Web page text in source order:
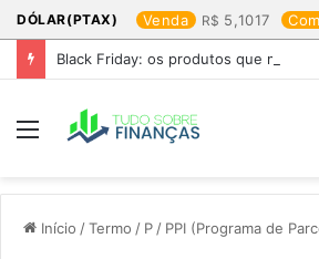
DÓLAR(PTAX) Venda 5,1017
Black Friday: os produtos que mais
Menu
Início /Termo / P / PPI (Programa de